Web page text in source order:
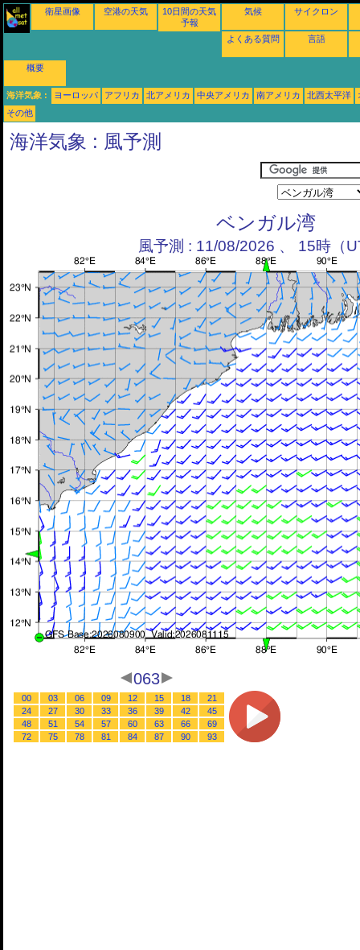
衛星画像 空港の天気
10日間の天気
予報
気候 サイクロン
よくある質問 言語
概要
海洋気象 : ヨーロッパ アフリカ 北アメリカ 中央アメリカ 南アメリカ 北西太平洋
その他
海洋気象 : 風予測
ベンガル湾
風予測 : 11/08/2026 、 15時（
063
00 03 06 09 12 15 18
21
24
27 30 33 36 39 42
45
48
51 54 57 60 63 66
69
72
75 78 81 84 87 90 93